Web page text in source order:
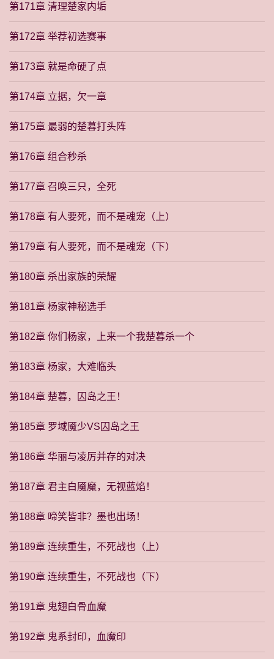
第171章 清理楚家内垢
第172章 举荐初选赛事
第173章 就是命硬了点
第174章 立据，欠一章
第175章 最弱的楚暮打头阵
第176章 组合秒杀
第177章 召唤三只，全死
第178章 有人要死，而不是魂宠（上）
第179章 有人要死，而不是魂宠（下）
第180章 杀出家族的荣耀
第181章 杨家神秘选手
第182章 你们杨家，上来一个我楚暮杀一个
第183章 杨家，大难临头
第184章 楚暮，囚岛之王！
第185章 罗域魇少VS囚岛之王
第186章 华丽与凌厉并存的对决
第187章 君主白魇魔，无视蓝焰！
第188章 啼笑皆非？墨也出场！
第189章 连续重生，不死战也（上）
第190章 连续重生，不死战也（下）
第191章 鬼翅白骨血魔
第192章 鬼系封印，血魔印